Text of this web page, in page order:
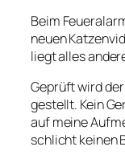
Beim
neuen
liegt alles
Geprüft wird
gestellt. Kein
auf meine
schlicht keinen